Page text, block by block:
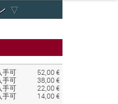
手可
52,00 €
手可
38,00 €
手可
22,00 €
手可
14,00 €